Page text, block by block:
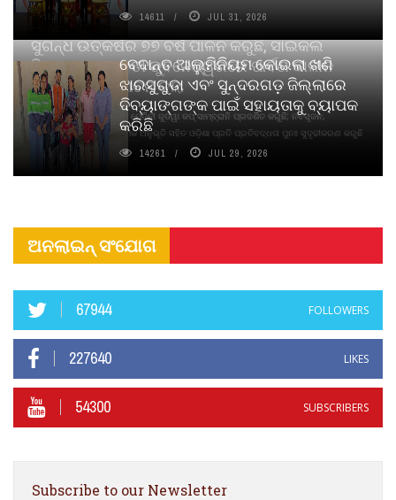
ସୁଗନ୍ଧ ଉତ୍କର୍ଷର ୭୭ ବର୍ଷ ପାଳନ କରୁଛି, ସାଇକଲ
ପିୟୋର୍‌ ଅଗରବତୀ ଭୁବନେଶ୍ୱରରେ ପାର୍ବଣ କାଳୀନ
ନବସୃଜନ ଉନ୍ମୋଚନ କଲା
ବାଉଁଶ ବିହୀନ କଠିନ ଧୂପ ଏବଂ ମେଦିନୀ ଜୁଡୱା କପ୍‌ ସାମ୍ବ୍ରାନି ପ୍ରଦର୍ଶିତ କରୁଛି; ନବସୃଜନ,
ଦୀର୍ଘସ୍ଥାୟିତା ଏବଂ ଆଧ୍ୟାତ୍ମିକ ଅନୁଭୂତି ସହିତ ଓଡ଼ିଶା ପ୍ରତି ପ୍ରତିବଦ୍ଧତା ପୁନଃ ସୁଦୃଢୀକରଣ କରୁଛି
14611 JUL 31, 2026
ବେଦାନ୍ତ ଆଲୁମିନିୟମ କୋଇଲା ଖଣି
ଝାରସୁଗୁଡା ଏବଂ ସୁନ୍ଦରଗଡ଼ ଜିଲ୍ଲାରେ
ଦିବ୍ୟାଙ୍ଗଙ୍କ ପାଇଁ ସହାୟତାକୁ ବ୍ୟାପକ
କରିଛି
14261 JUL 29, 2026
ଅନଲାଇନ୍ ସଂଯୋଗ
67944 FOLLOWERS
227640 LIKES
54300 SUBSCRIBERS
Subscribe to our Newsletter